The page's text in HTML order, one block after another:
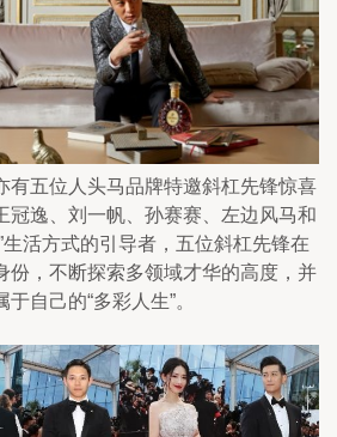
有五位人头马品牌特邀斜杠先锋惊喜
冠逸、刘一帆、孙赛赛、左边风马和
生活方式的引导者，五位斜杠先锋在
份，不断探索多领域才华的高度，并
自己的“多彩人生”。